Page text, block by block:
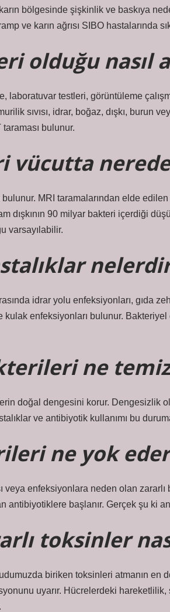
bölgesinde şişkinlik ve baskıya
ve karın ağrısı SIBO hastalarında
olduğu nasıl
laboratuvar testleri, görüntüleme
sıvısı, idrar, boğaz, dışkı, burun
bulunur.
vücutta
bulunur. MRI taramalarından elde
dışkının 90 milyar bakteri içerdiği
varsayılabilir.
idrar yolu enfeksiyonları, gıda
kulak enfeksiyonları bulunur.
ne
doğal dengesini korur. Dengesizlik
ve antibiyotik kullanımı bu
ne yok
veya enfeksiyonlara neden olan
antibiyotiklere başlanır. Gerçek şu ki
toksinler
biriken toksinleri atmanın
uyarır. Hücrelerdeki hareketlilik,